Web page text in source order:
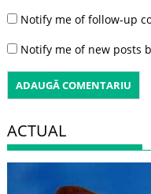
Notify me of follow-up
Notify me of new posts
ACTUAL